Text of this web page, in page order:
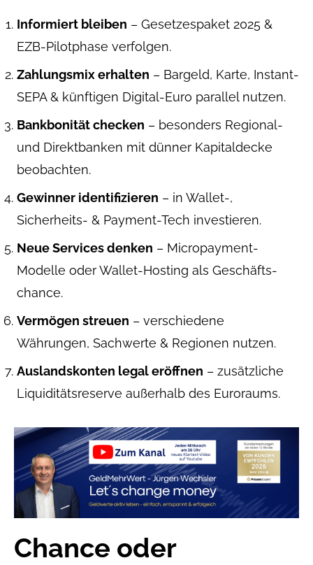
Informiert bleiben – Gesetzespaket 2025 &
EZB-Pilotphase verfolgen.
Zahlungsmix erhalten – Bargeld, Karte, Instant-
SEPA & künftigen Digital-Euro parallel nutzen.
Bank­bonität checken – besonders Regional-
und Direktbanken mit dünner Kapitaldecke
beobachten.
Gewinner identifizieren – in Wallet-,
Sicherheits- & Payment-Tech investieren.
Neue Services denken – Micropayment-
Modelle oder Wallet-Hosting als Geschäfts­
chance.
Vermögen streuen – verschiedene
Währungen, Sachwerte & Regionen nutzen.
Auslands­konten legal eröffnen – zusätzliche
Liquiditäts­reserve außerhalb des Euroraums.
Chance oder